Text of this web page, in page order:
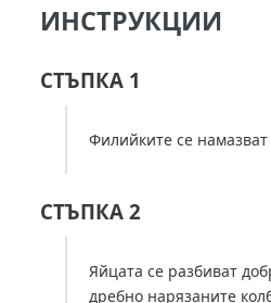
ИНСТРУКЦИИ
СТЪПКА 1
Филийките се намазват
СТЪПКА 2
Яйцата се разбиват
дребно нарязаните